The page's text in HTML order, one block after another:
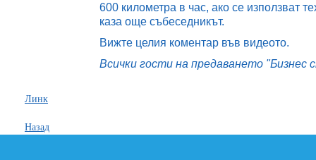
600 километра в час, ако се използват
каза още събеседникът.
Вижте целия коментар във видеото.
Всички гости на предаването
Линк
Назад